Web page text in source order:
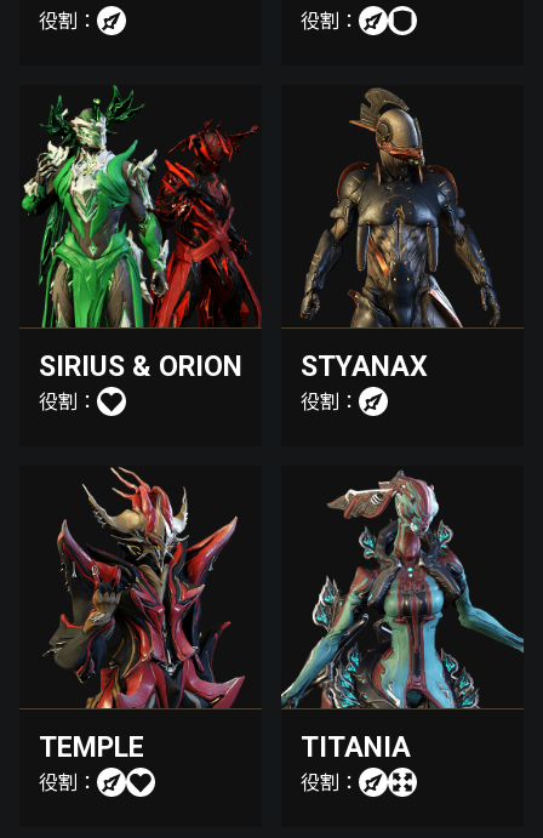
役割： 役割：
SIRIUS & ORION
役割：
STYANAX
役割：
TEMPLE
役割：
TITANIA
役割：